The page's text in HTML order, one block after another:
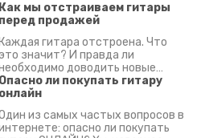
Как мы отстраиваем гитары
перед продажей
Каждая гитара отстроена. Что
это значит? И правда ли
доводить новые
гитары? Если кратко - да.
Подробно - в видео :)
Опасно ли покупать гитару
онлайн
из самых частых вопросов в
опасно ли покупать